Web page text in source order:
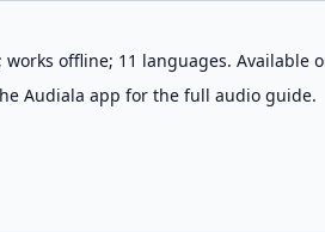
offline; 11 languages. Available
Audiala app for the full audio guide.